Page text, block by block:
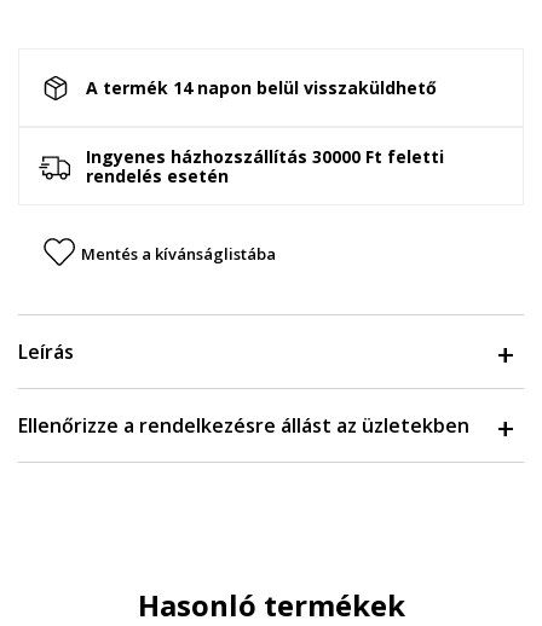
A termék 14 napon belül visszaküldhető
Ingyenes házhozszállítás 30000 Ft feletti
rendelés esetén
Mentés a kívánságlistába
Leírás
Ellenőrizze a rendelkezésre állást az üzletekben
Hasonló termékek